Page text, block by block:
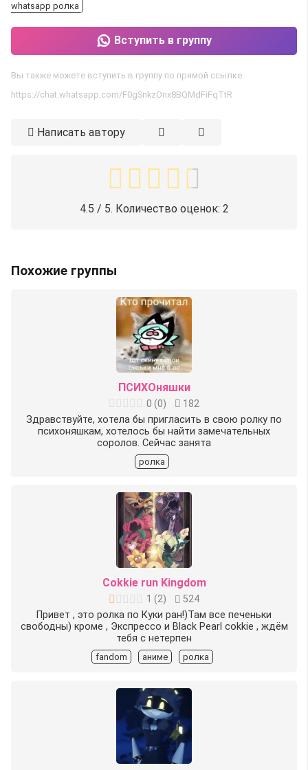
whatsapp ролка
Вступить в группу
Вы также можете вступить в группу по прямой ссылке:
https://chat.whatsapp.com/F0gSnkzOnx8BQMdFiFqTtR
Написать автору
4.5 / 5. Количество оценок: 2
Похожие группы
ПСИХОняшки
0 (0)
182
Здравствуйте, хотела бы пригласить в свою ролку по
психоняшкам, хотелось бы найти замечательных
соролов. Сейчас занята
ролка
Cokkie run Kingdom
1 (2)
524
Привет , это ролка по Куки ран!)Там все печеньки
свободны) кроме , Экспрессо и Black Pearl cokkie , ждём
тебя с нетерпен
fandom аниме ролка